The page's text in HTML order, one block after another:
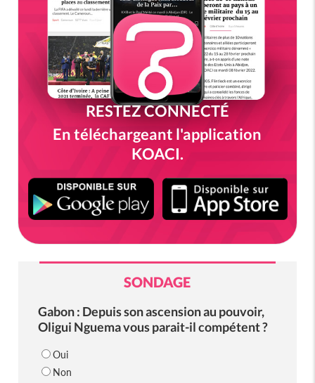
RESTEZ CONNECTÉ
En téléchargeant l'application
KOACI.
SONDAGE
Gabon : Depuis son ascension au pouvoir,
Oligui Nguema vous parait-il compétent ?
Oui
Non